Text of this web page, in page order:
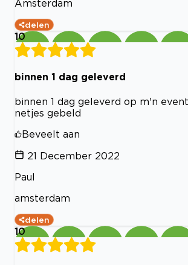
Amsterdam
delen
10
binnen 1 dag geleverd
binnen 1 dag geleverd op m'n
netjes gebeld
Beveelt aan
21 December 2022
Paul
amsterdam
delen
10